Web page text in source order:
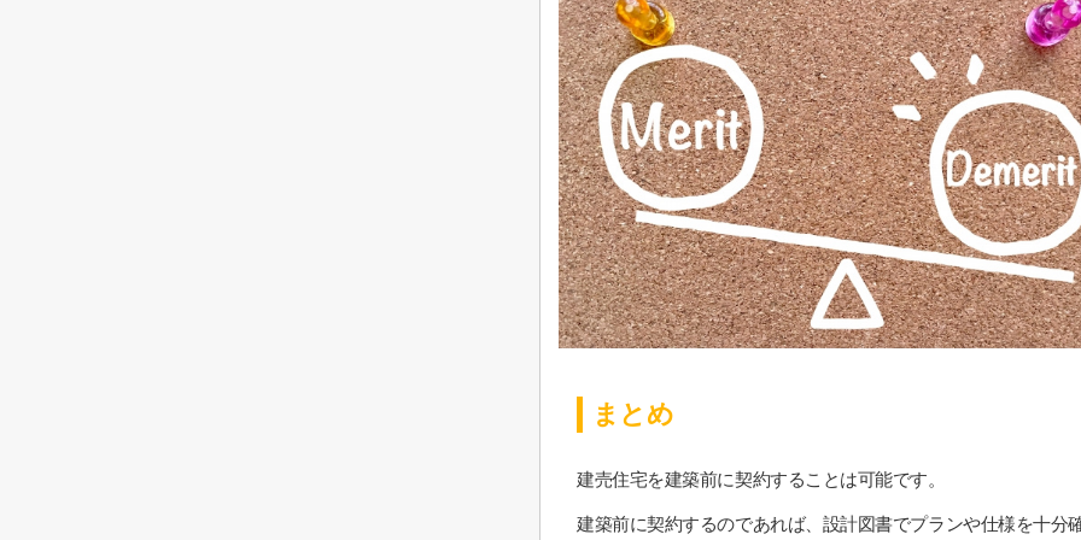
まとめ
建売住宅を建築前に契約することは可能です。
建築前に契約するのであれば、設計図書でプランや仕様を十分